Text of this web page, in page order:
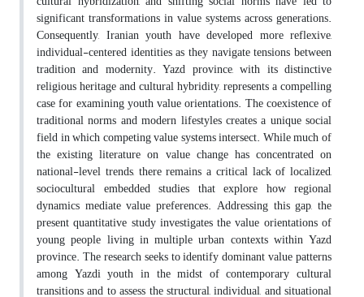
significant transformations in value systems across generations.
Consequently, Iranian youth have developed more reflexive,
individual-centered identities as they navigate tensions between
tradition and modernity. Yazd province, with its distinctive
religious heritage and cultural hybridity, represents a compelling
case for examining youth value orientations. The coexistence of
traditional norms and modern lifestyles creates a unique social
field in which competing value systems intersect. While much of
the existing literature on value change has concentrated on
national-level trends, there remains a critical lack of localized,
sociocultural embedded studies that explore how regional
dynamics mediate value preferences. Addressing this gap, the
present quantitative study investigates the value orientations of
young people living in multiple urban contexts within Yazd
province. The research seeks to identify dominant value patterns
among Yazdi youth in the midst of contemporary cultural
transitions and to assess the structural, individual, and situational